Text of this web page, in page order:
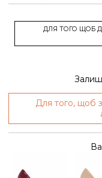
ДЛЯ ТОГО ЩОБ
Для того, щоб